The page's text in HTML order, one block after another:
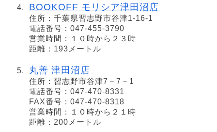
BOOKOFF モリシア津田沼店
住所：千葉県習志野市谷津1-16-1
電話番号：047-455-3790
営業時間：１０時から２３時
距離：193メートル
丸善 津田沼店
住所：習志野市谷津7－7－1
電話番号：047-470-8331
FAX番号：047-470-8318
営業時間：１０時から２１時
距離：200メートル